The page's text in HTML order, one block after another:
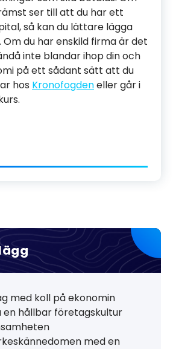
ser till att du har ett
så kan du lättare lägga
du har enskild firma är det
inte blandar ihop din och
på ett sådant sätt att du
hos Kronofogdeneller går i
med koll på ekonomin
en hållbar företagskultur
med en